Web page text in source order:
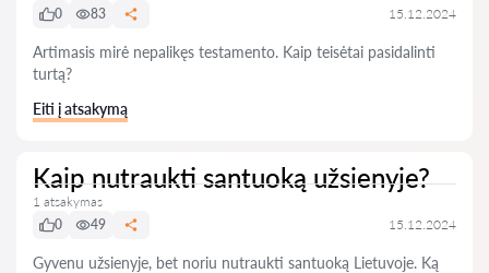
0
83 15.12.2024
Artimasis mirė nepalikęs testamento. Kaip teisėtai pasidalinti
turtą?
Eiti į atsakymą
Kaip nutraukti santuoką užsienyje?
1 atsakymas
0
49 15.12.2024
Gyvenu užsienyje, bet noriu nutraukti santuoką Lietuvoje. Ką